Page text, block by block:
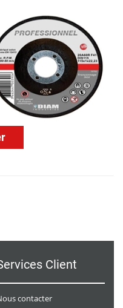
Client
contacter